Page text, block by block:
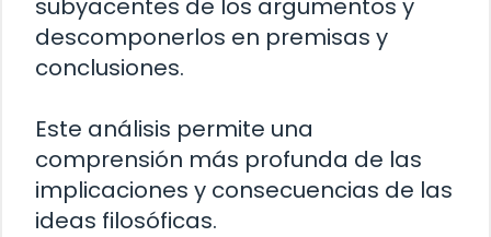
subyacentes de los argumentos y
descomponerlos en premisas y
conclusiones.
Este análisis permite una
comprensión más profunda de las
implicaciones y consecuencias de las
ideas filosóficas.